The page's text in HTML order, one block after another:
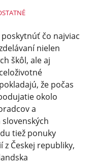
čo najviac
nielen
škôl, ale aj
že počas
okolo
a
tiež ponuky
z Českej republiky,